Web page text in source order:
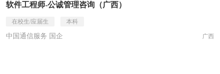
软件工程师-公诚管理咨询（广西）
在校生/应届生 本科
中国通信服务 国企 广西